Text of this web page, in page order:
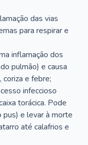
das vias
para respirar e
inflamação dos
pulmão) e causa
e febre;
infeccioso
torácica. Pode
pus) e levar à morte
até calafrios e